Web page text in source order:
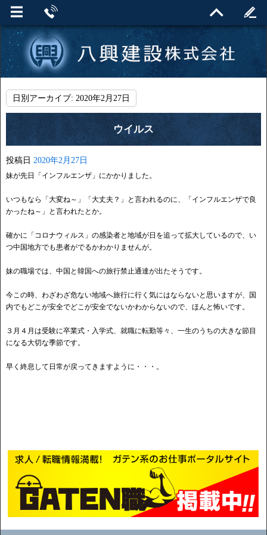
日別アーカイブ: 2020年2月27日
ウイルス
投稿日 2020年2月27日
妹が先日「インフルエンザ」にかかりました。
いつもなら「大変ね～」「大丈夫？」と言われるのに、「インフルエンザで良
かったね～」と言われたとか。
確かに「コロナウィルス」の感染者と地域が日を追って拡大しているので、い
つ中国地方でも患者がでるかわかりませんが。
妹の職場では、中国と韓国への旅行禁止通達が出たそうです。
今この時、わざわざ危ない地域へ旅行に行く気にはならないと思いますが、国
内でもどこが安全でどこが安全でないかわからないので、ほんと怖いです。
３月４月は受験に卒業式・入学式、就職に転勤等々、一生のうちの大きな節目
になる大切な季節です。
早く終息して日常が戻ってきますように・・・。